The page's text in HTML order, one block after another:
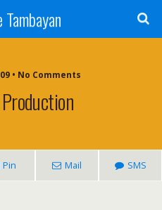
• No Comments
Pin Mail SMS